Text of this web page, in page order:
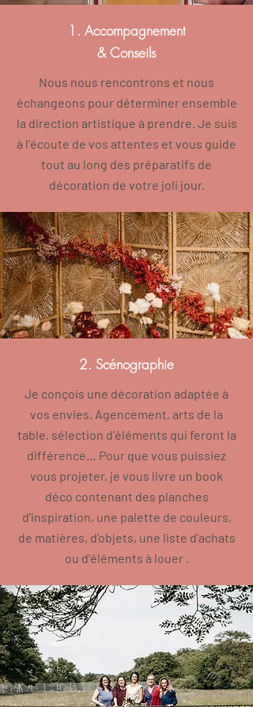
1. Accompagnement
& Conseils
Nous nous rencontrons et nous
échangeons pour déterminer ensemble
la direction artistique à prendre. Je suis
à l'écoute de vos attentes et vous guide
tout au long des préparatifs de
décoration de votre joli jour.
2. Scénographie
Je conçois une décoration adaptée à
vos envies. Agencement, arts de la
table, sélection d'éléments qui feront la
différence… Pour que vous puissiez
vous projeter, je vous livre un book
déco contenant des planches
d'inspiration, une palette de couleurs,
de matières, d'objets, une liste d'achats
ou d'éléments à louer .